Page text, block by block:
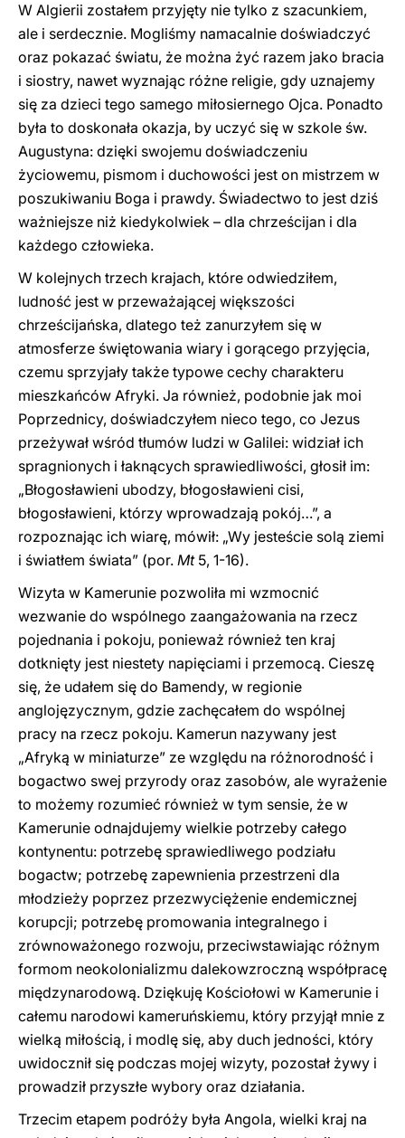
W Algierii zostałem przyjęty nie tylko z szacunkiem,
ale i serdecznie. Mogliśmy namacalnie doświadczyć
oraz pokazać światu, że można żyć razem jako bracia
i siostry, nawet wyznając różne religie, gdy uznajemy
się za dzieci tego samego miłosiernego Ojca. Ponadto
była to doskonała okazja, by uczyć się w szkole św.
Augustyna: dzięki swojemu doświadczeniu
życiowemu, pismom i duchowości jest on mistrzem w
poszukiwaniu Boga i prawdy. Świadectwo to jest dziś
ważniejsze niż kiedykolwiek – dla chrześcijan i dla
każdego człowieka.
W kolejnych trzech krajach, które odwiedziłem,
ludność jest w przeważającej większości
chrześcijańska, dlatego też zanurzyłem się w
atmosferze świętowania wiary i gorącego przyjęcia,
czemu sprzyjały także typowe cechy charakteru
mieszkańców Afryki. Ja również, podobnie jak moi
Poprzednicy, doświadczyłem nieco tego, co Jezus
przeżywał wśród tłumów ludzi w Galilei: widział ich
spragnionych i łaknących sprawiedliwości, głosił im:
„Błogosławieni ubodzy, błogosławieni cisi,
błogosławieni, którzy wprowadzają pokój…”, a
rozpoznając ich wiarę, mówił: „Wy jesteście solą ziemi
i światłem świata” (por. Mt5, 1-16).
Wizyta w Kamerunie pozwoliła mi wzmocnić
wezwanie do wspólnego zaangażowania na rzecz
pojednania i pokoju, ponieważ również ten kraj
dotknięty jest niestety napięciami i przemocą. Cieszę
się, że udałem się do Bamendy, w regionie
anglojęzycznym, gdzie zachęcałem do wspólnej
pracy na rzecz pokoju. Kamerun nazywany jest
„Afryką w miniaturze” ze względu na różnorodność i
bogactwo swej przyrody oraz zasobów, ale wyrażenie
to możemy rozumieć również w tym sensie, że w
Kamerunie odnajdujemy wielkie potrzeby całego
kontynentu: potrzebę sprawiedliwego podziału
bogactw; potrzebę zapewnienia przestrzeni dla
młodzieży poprzez przezwyciężenie endemicznej
korupcji; potrzebę promowania integralnego i
zrównoważonego rozwoju, przeciwstawiając różnym
formom neokolonializmu dalekowzroczną współpracę
międzynarodową. Dziękuję Kościołowi w Kamerunie i
całemu narodowi kameruńskiemu, który przyjął mnie z
wielką miłością, i modlę się, aby duch jedności, który
uwidocznił się podczas mojej wizyty, pozostał żywy i
prowadził przyszłe wybory oraz działania.
Trzecim etapem podróży była Angola, wielki kraj na